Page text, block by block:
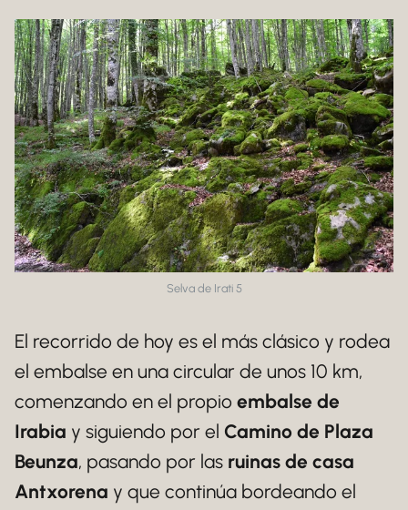
Selva de Irati 5
El recorrido de hoy es el más clásico y rodea
el embalse en una circular de unos 10 km,
comenzando en el propio embalse de
Irabia y siguiendo por el Camino de Plaza
Beunza, pasando por las ruinas de casa
Antxorena y que continúa bordeando el